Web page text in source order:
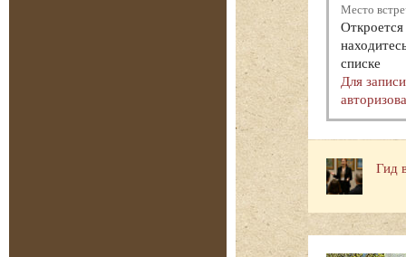
Место
списке
Для
Гид